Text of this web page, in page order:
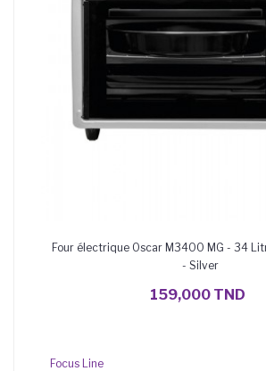
Four électrique Oscar M3400 MG - 34
- Silver
159,000 TND
Focus Line